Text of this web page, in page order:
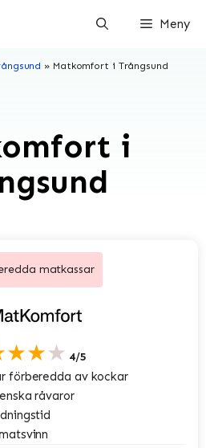
Meny
» Matkomfort i Trångsund
i
matkassar
4/5
förberedda av kockar
råvaror